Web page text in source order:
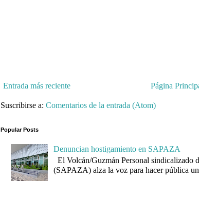
Entrada más reciente Página
Suscribirse a: Comentarios de la entrada (Atom)
Popular Posts
Denuncian hostigamiento en SAPAZA
El Volcán/Guzmán Personal sindicalizado
(SAPAZA) alza la voz para hacer pública